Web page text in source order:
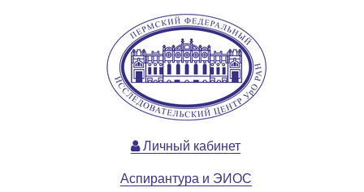
Личный кабинет
Аспирантура и ЭИОС